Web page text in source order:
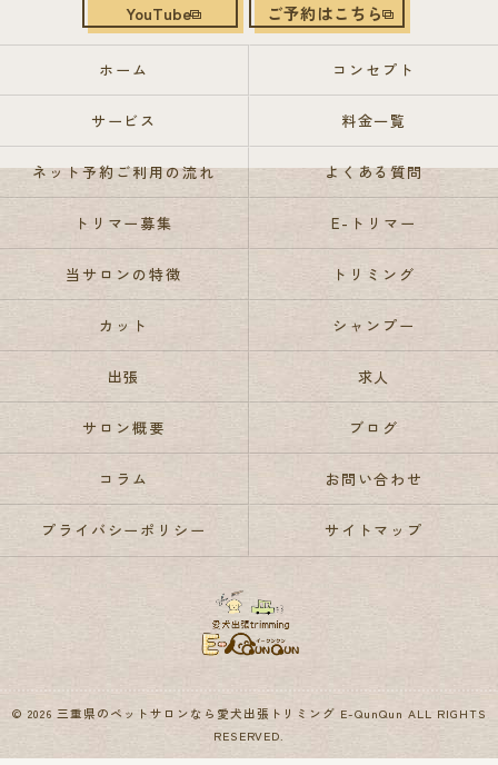
YouTube ご予約はこちら
ホーム コンセプト
サービス 料金一覧
ネット予約ご利用の流れ よくある質問
トリマー募集 E-トリマー
当サロンの特徴 トリミング
カット シャンプー
出張 求人
サロン概要 ブログ
コラム お問い合わせ
プライバシーポリシー サイトマップ
© 2026 三重県のペットサロンなら愛犬出張トリミング E-QunQun ALL RIGHTS
RESERVED.